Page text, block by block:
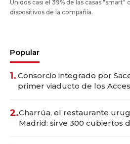
Unidos casi el 39% de las casas
dispositivos de la compañía.
Popular
1. Consorcio integrado por
primer viaducto de los
2.Charrúa, el restaurante
Madrid: sirve 300 cubiertos